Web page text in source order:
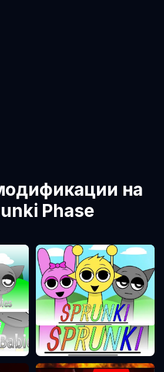
на
Phase
Sprunki Phase 1